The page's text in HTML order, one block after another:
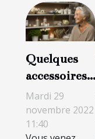
Quelques
accessoires
que vous
pouvez
choisir pour
Mardi 29
novembre 2022
11:40